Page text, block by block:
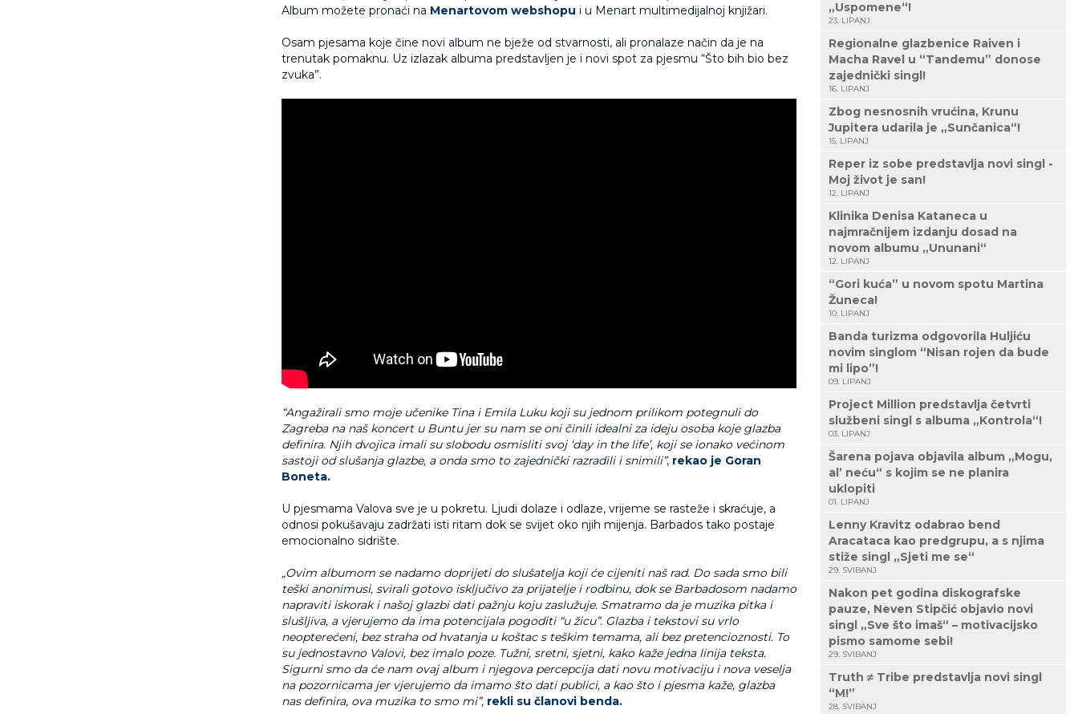
Album možete pronaći na Menartovom webshopu i u Menart multimedijalnoj knjižari.
Osam pjesama koje čine novi album ne bježe od stvarnosti, ali pronalaze način da je na
trenutak pomaknu. Uz izlazak albuma predstavljen je i novi spot za pjesmu “Što bih bio bez
zvuka”.
“Angažirali smo moje učenike Tina i Emila Luku koji su jednom prilikom potegnuli do
Zagreba na naš koncert u Buntu jer su nam se oni činili idealni za ideju osoba koje glazba
definira. Njih dvojica imali su slobodu osmisliti svoj ‘day in the life’, koji se ionako većinom
sastoji od slušanja glazbe, a onda smo to zajednički razradili i snimili”, rekao je Goran
Boneta.
U pjesmama Valova sve je u pokretu. Ljudi dolaze i odlaze, vrijeme se rasteže i skraćuje, a
odnosi pokušavaju zadržati isti ritam dok se svijet oko njih mijenja. Barbados tako postaje
emocionalno sidrište.
„Ovim albumom se nadamo doprijeti do slušatelja koji će cijeniti naš rad. Do sada smo bili
teški anonimusi, svirali gotovo isključivo za prijatelje i rodbinu, dok se Barbadosom nadamo
napraviti iskorak i našoj glazbi dati pažnju koju zaslužuje. Smatramo da je muzika pitka i
slušljiva, a vjerujemo da ima potencijala pogoditi “u žicu”. Glazba i tekstovi su vrlo
neopterećeni, bez straha od hvatanja u koštac s teškim temama, ali bez pretencioznosti. To
su jednostavno Valovi, bez imalo poze. Tužni, sretni, sjetni, kako kaže jedna linija teksta.
Sigurni smo da će nam ovaj album i njegova percepcija dati novu motivaciju i nova veselja
na pozornicama jer vjerujemo da imamo što dati publici, a kao što i pjesma kaže, glazba
nas definira, ova muzika to smo mi”, rekli su članovi benda.
„Uspomene“!
23. LIPANJ
Regionalne glazbenice Raiven i
Macha Ravel u “Tandemu” donose
zajednički singl!
16. LIPANJ
Zbog nesnosnih vrućina, Krunu
Jupitera udarila je „Sunčanica“!
15. LIPANJ
Reper iz sobe predstavlja novi singl -
Moj život je san!
12. LIPANJ
Klinika Denisa Kataneca u
najmračnijem izdanju dosad na
novom albumu „Ununani“
12. LIPANJ
“Gori kuća” u novom spotu Martina
Žuneca!
10. LIPANJ
Banda turizma odgovorila Huljiću
novim singlom “Nisan rojen da bude
mi lipo”!
09. LIPANJ
Project Million predstavlja četvrti
službeni singl s albuma „Kontrola“!
03. LIPANJ
Šarena pojava objavila album „Mogu,
al’ neću“ s kojim se ne planira
uklopiti
01. LIPANJ
Lenny Kravitz odabrao bend
Aracataca kao predgrupu, a s njima
stiže singl „Sjeti me se“
29. SVIBANJ
Nakon pet godina diskografske
pauze, Neven Stipčić objavio novi
singl „Sve što imaš“ – motivacijsko
pismo samome sebi!
29. SVIBANJ
Truth ≠ Tribe predstavlja novi singl
“M!”
28. SVIBANJ